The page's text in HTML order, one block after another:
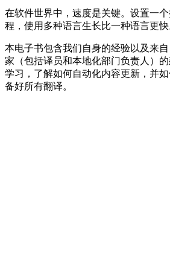
在软件世界中，速度是关键。设置一
程，使用多种语言生长比一种语言更快
本电子书包含我们自身的经验以及来
家（包括译员和本地化部门负责人）
学习，了解如何自动化内容更新，并
备好所有翻译。